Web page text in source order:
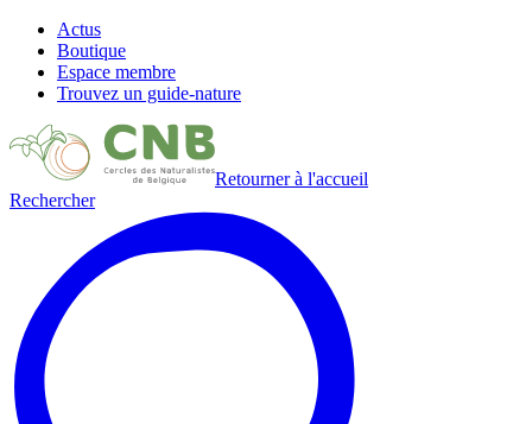
Actus
Boutique
Espace membre
Trouvez un guide-nature
Retourner à l'accueil
Rechercher